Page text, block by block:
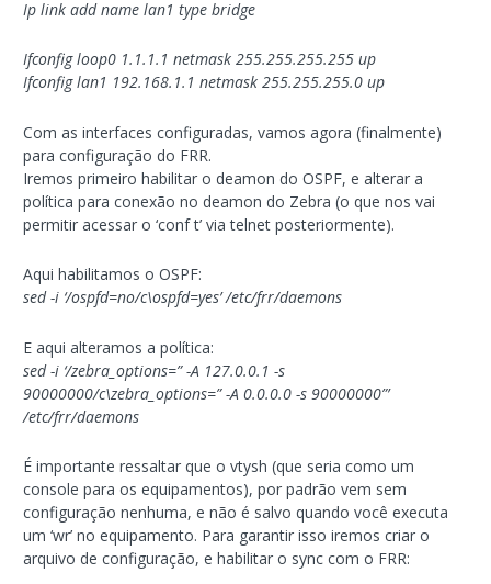
Ip link add name lan1 type bridge
Ifconfig loop0 1.1.1.1 netmask 255.255.255.255 up
Ifconfig lan1 192.168.1.1 netmask 255.255.255.0 up
Com as interfaces configuradas, vamos agora (finalmente)
para configuração do FRR.
Iremos primeiro habilitar o deamon do OSPF, e alterar a
política para conexão no deamon do Zebra (o que nos vai
permitir acessar o ‘conf t’ via telnet posteriormente).
Aqui habilitamos o OSPF:
sed -i ‘/ospfd=no/c\ospfd=yes’ /etc/frr/daemons
E aqui alteramos a política:
sed -i ‘/zebra_options=” -A 127.0.0.1 -s
90000000/c\zebra_options=” -A 0.0.0.0 -s 90000000”’
/etc/frr/daemons
É importante ressaltar que o vtysh (que seria como um
console para os equipamentos), por padrão vem sem
configuração nenhuma, e não é salvo quando você executa
um ‘wr’ no equipamento. Para garantir isso iremos criar o
arquivo de configuração, e habilitar o sync com o FRR: